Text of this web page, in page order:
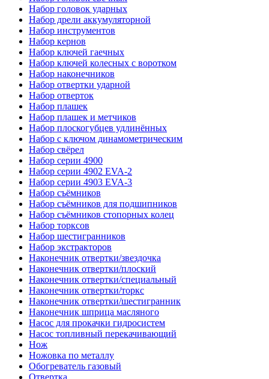
Набор головок ударных
Набор дрели аккумуляторной
Набор инструментов
Набор кернов
Набор ключей гаечных
Набор ключей колесных с воротком
Набор наконечников
Набор отвертки ударной
Набор отверток
Набор плашек
Набор плашек и метчиков
Набор плоскогубцев удлинённых
Набор с ключом динамометрическим
Набор свёрел
Набор серии 4900
Набор серии 4902 EVA-2
Набор серии 4903 EVA-3
Набор съёмников
Набор съёмников для подшипников
Набор съёмников стопорных колец
Набор торксов
Набор шестигранников
Набор экстракторов
Наконечник отвертки/звездочка
Наконечник отвертки/плоский
Наконечник отвертки/специальный
Наконечник отвертки/торкс
Наконечник отвертки/шестигранник
Наконечник шприца масляного
Насос для прокачки гидросистем
Насос топливный перекачивающий
Нож
Ножовка по металлу
Обогреватель газовый
Отвертка